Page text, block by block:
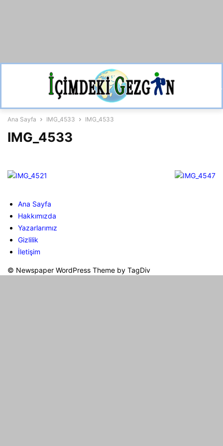
Ana Sayfa IMG_4533 IMG_4533
IMG_4533
Ana Sayfa
Hakkımızda
Yazarlarımız
Gizlilik
İletişim
© Newspaper WordPress Theme by TagDiv